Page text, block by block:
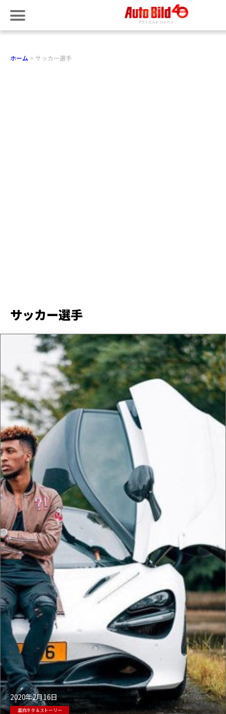
ホーム サッカー選手
サッカー選手
2020年2月16日
面白ネタ＆ストーリー